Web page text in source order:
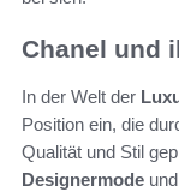
Chanel und
In der Welt der
Position ein, die
Qualität und Stil
Designermode